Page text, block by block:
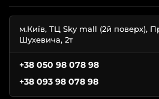
м.Київ, ТЦ Sky mall (2й поверх),
Шухевича, 2т
+38 050 98 078 98
+38 093 98 078 98